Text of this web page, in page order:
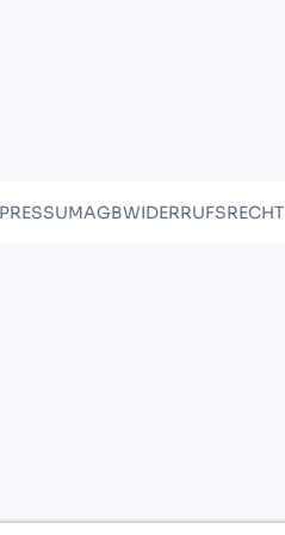
AGBWIDERRUFSRECHT